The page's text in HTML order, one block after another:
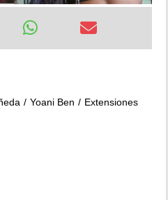
Yoani Ben
Extensiones